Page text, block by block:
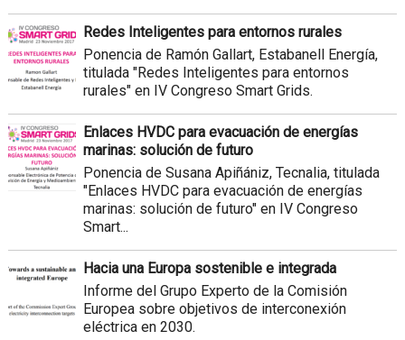
Redes Inteligentes para entornos rurales
Ponencia de Ramón Gallart, Estabanell Energía,
titulada "Redes Inteligentes para entornos
rurales" en IV Congreso Smart Grids.
Enlaces HVDC para evacuación de energías
marinas: solución de futuro
Ponencia de Susana Apiñániz, Tecnalia, titulada
"Enlaces HVDC para evacuación de energías
marinas: solución de futuro" en IV Congreso
Smart...
Hacia una Europa sostenible e integrada
Informe del Grupo Experto de la Comisión
Europea sobre objetivos de interconexión
eléctrica en 2030.